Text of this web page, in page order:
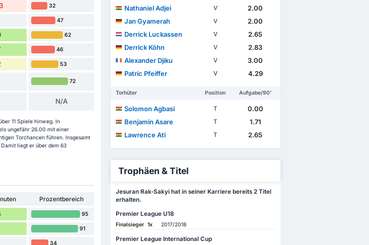
32
47
62
46
53
72
N/A
11 Spiele hinweg. In
ungefähr 26.00 mit einer
Torchancen führen. Insgesamt
liegt er über dem 63
Prozentbereich
95
91
34
Nathaniel Adjei
V
2.00
Jan Gyamerah
V
2.00
Derrick Luckassen
V
2.65
Derrick Köhn
V
2.83
Alexander Djiku
V
3.00
Patric Pfeiffer
V 4.29
Torhüter Position Aufgabe/90'
Solomon Agbasi T
0.00
Benjamin Asare
T
1.71
Lawrence Ati
T 2.65
Trophäen & Titel
Jesuran Rak-Sakyi hat in seiner Karriere bereits 2 Titel
erhalten.
Premier League U18
Finalsieger 1x 2017/2018
Premier League International Cup